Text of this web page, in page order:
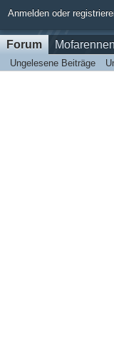
Anmelden oder
Forum
Ungelesene Beiträge